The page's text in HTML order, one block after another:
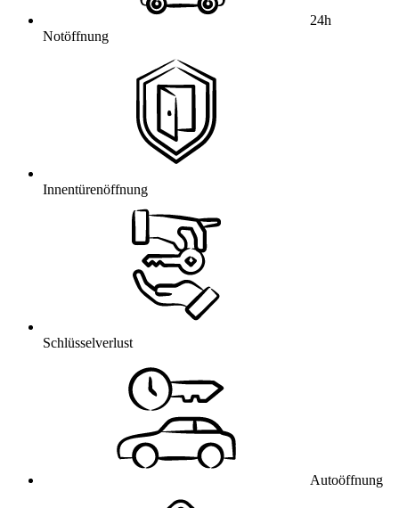
24h
Notöffnung
Innentürenöffnung
Schlüsselverlust
Autoöffnung